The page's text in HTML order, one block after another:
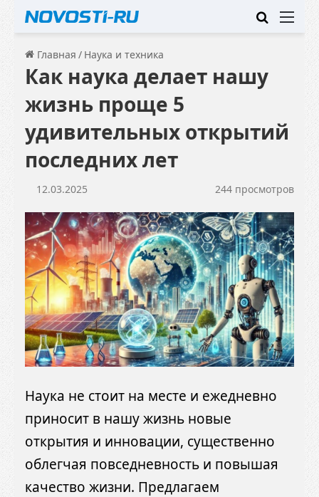
Искать
Главная / Наука и техника
Как наука делает нашу
жизнь проще 5
удивительных открытий
последних лет
12.03.2025 244 просмотров
Наука не стоит на месте и ежедневно
приносит в нашу жизнь новые
открытия и инновации, существенно
облегчая повседневность и повышая
качество жизни. Предлагаем